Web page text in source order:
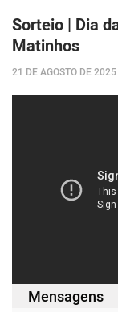
Sorteio | Dia
Matinhos
21 DE AGOSTO DE 2025
Mensagens